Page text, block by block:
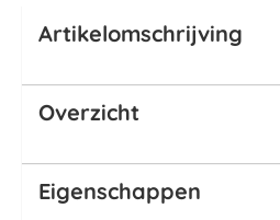
Artikelomschrijving
Overzicht
Eigenschappen